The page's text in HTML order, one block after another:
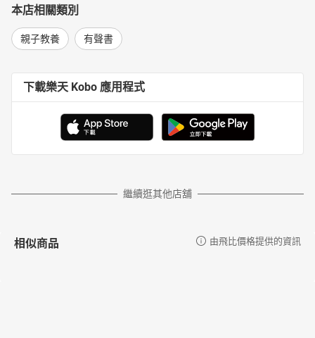
本店相關類別
親子教養 有聲書
下載樂天 Kobo 應用程式
繼續逛其他店舖
相似商品 由飛比價格提供的資訊